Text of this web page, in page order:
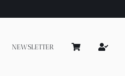
NEWSLETTER